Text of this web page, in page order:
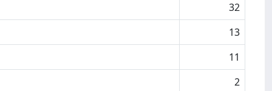
32
13
11
2